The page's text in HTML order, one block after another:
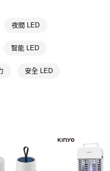
即可完成結帳。
方視為交易完成。
單仍視為有效，需透過AFTEE先享
關疑問，請聯繫「AFTEE先享後付
料，並將交易相關給付款項請求債
網址：
費
費
夜間 LED
智能 LED
安全 LED